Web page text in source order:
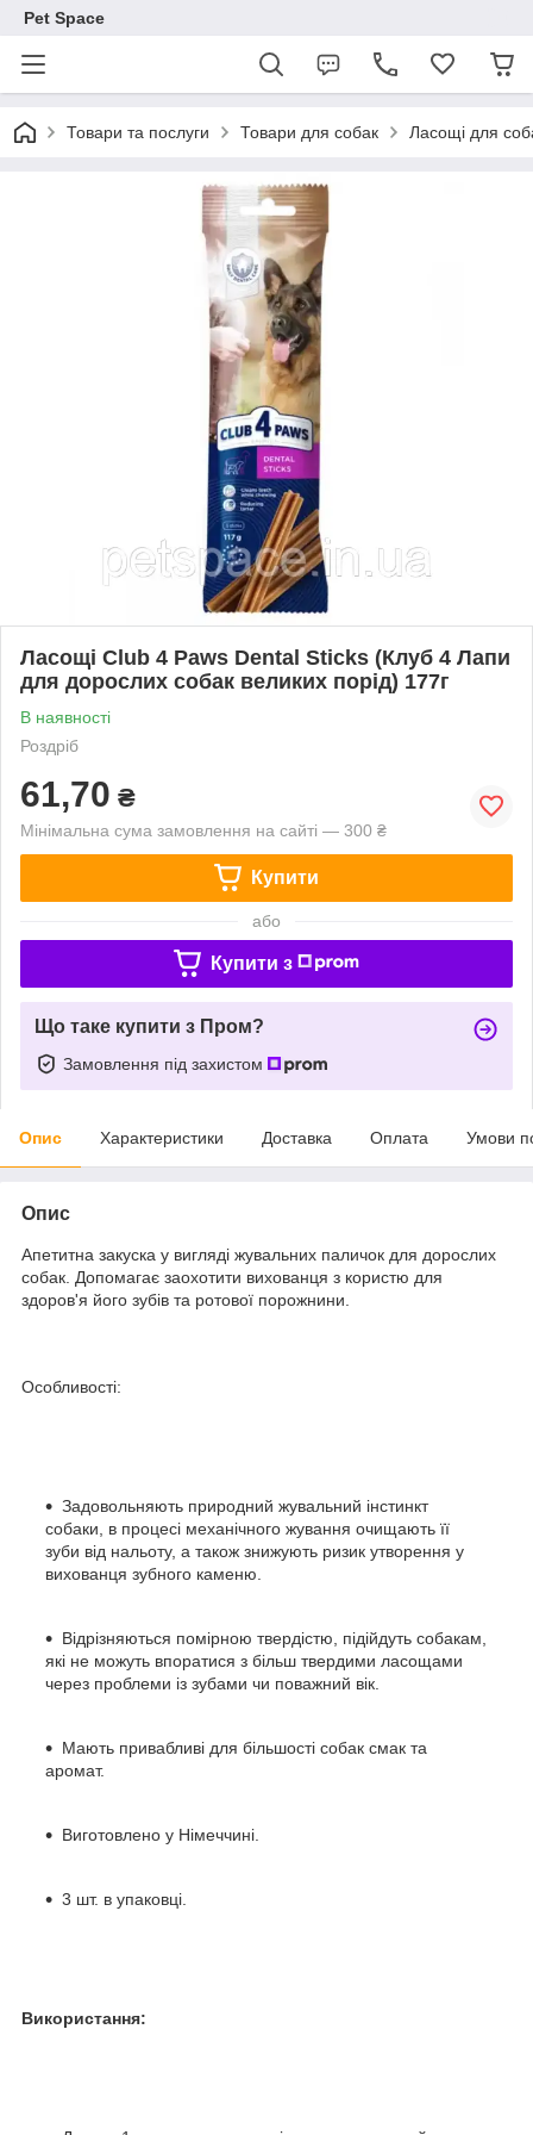
Pet Space
Товари та послуги Товари для собак Ласощі для
Ласощі Club 4 Paws Dental Sticks (Клуб 4 Лапи
для дорослих собак великих порід) 177г
В наявності
Роздріб
61,70 ₴
Мінімальна сума замовлення на сайті — 300 ₴
Купити
або
Купити з
Що таке купити з Пром?
Замовлення під захистом
Опис Характеристики Доставка Оплата Умови
Опис
Апетитна закуска у вигляді жувальних паличок для дорослих
собак. Допомагає заохотити вихованця з користю для
здоров'я його зубів та ротової порожнини.
Особливості:
Задовольняють природний жувальний інстинкт
собаки, в процесі механічного жування очищають її
зуби від нальоту, а також знижують ризик утворення у
вихованця зубного каменю.
Відрізняються помірною твердістю, підійдуть собакам,
які не можуть впоратися з більш твердими ласощами
через проблеми із зубами чи поважний вік.
Мають привабливі для більшості собак смак та
аромат.
Виготовлено у Німеччині.
3 шт. в упаковці.
Використання: